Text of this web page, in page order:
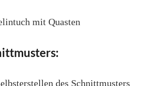
mit Quasten
des Schnittmusters